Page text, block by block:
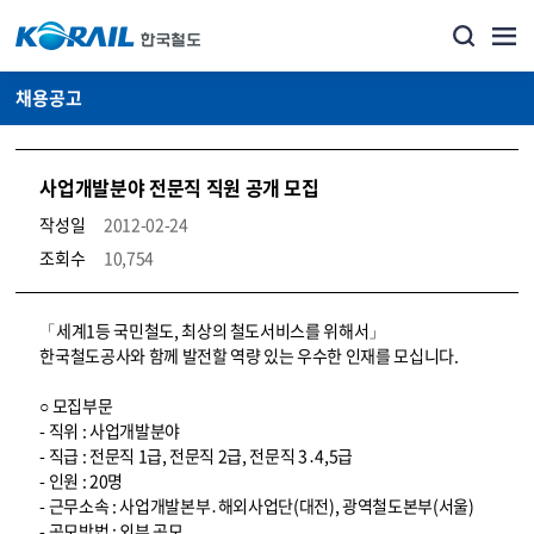
채용공고
사업개발분야 전문직 직원 공개 모집
작성일
2012-02-24
조회수
10,754
코레일소개_경영공시_채용공고 상세보기 – 내용, 파일, 담당자 연락처로 구성
「세계1등 국민철도, 최상의 철도서비스를 위해서」
한국철도공사와 함께 발전할 역량 있는 우수한 인재를 모십니다.
○ 모집부문
- 직위 : 사업개발분야
- 직급 : 전문직 1급, 전문직 2급, 전문직 3․4,5급
- 인원 : 20명
- 근무소속 : 사업개발본부․해외사업단(대전), 광역철도본부(서울)